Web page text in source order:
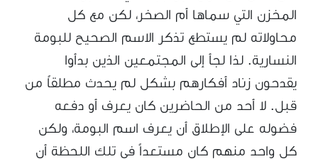
المخزن التي سماها أم الصخر، لكن مع كل
محاولاته لم يستطع تذكر الاسم الصحيح للبومة
النسارية. لذا لجأ إلى المجتمعين الذين بدأوا
يقدحون زناد أفكارهم بشكل لم يحدث مطلقاً من
قبل. لا أحد من الحاضرين كان يعرف أو دفعه
فضوله على الإطلاق أن يعرف اسم البومة، ولكن
كل واحد منهم كان مستعداً في تلك اللحظة أن